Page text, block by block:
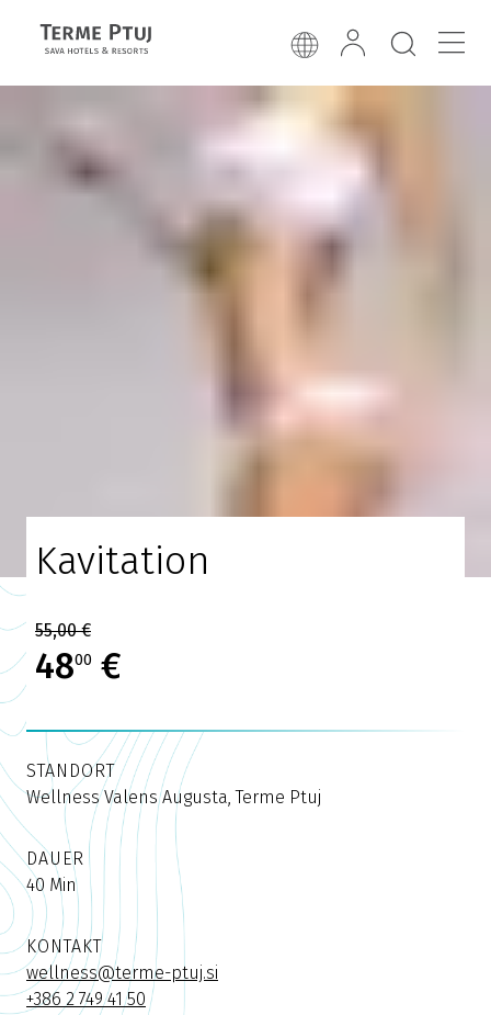
Kavitation
55,00 €
4800 €
STANDORT
Wellness Valens Augusta, Terme Ptuj
DAUER
40 Min
KONTAKT
wellness@terme-ptuj.si
+386 2 749 41 50